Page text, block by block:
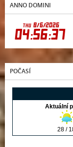
ANNO DOMINI
POČASÍ